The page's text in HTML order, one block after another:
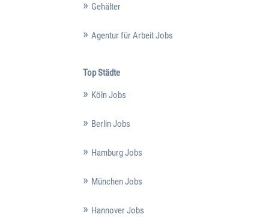
Gehälter
Agentur für Arbeit Jobs
Top Städte
Köln Jobs
Berlin Jobs
Hamburg Jobs
München Jobs
Hannover Jobs